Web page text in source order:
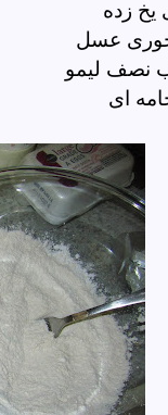
یخ زده
عسل
نصف لیمو
ای